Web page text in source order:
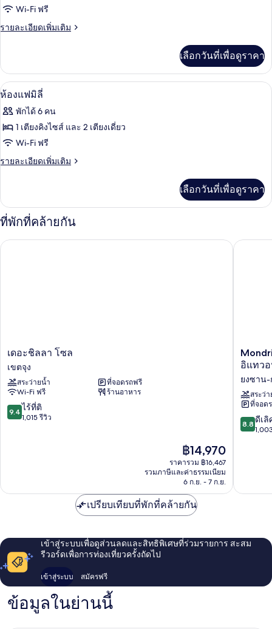
เพรส
ซิ
เชีย
ล
สวีท
Wi-Fi ฟรี
รายละเอียดเพิ่มเติม
ราย
เกี่ยว
กับ
ห้อง
ซิ
เดน
สวี
ท
เลือกวันที่เพื่อดูราคา
เปิด
ภาพถ่าย
ทั้งหมด
ของ
ห้อง
ลี่
ห้องแฟมิลี่ | เครื่องนอนระดับพรีเมียม
1
ห้องแฟมิลี่
พักได้ 6 คน
1 เตียงคิงไซส์ และ 2 เตียงเดี่ยว
Wi-Fi ฟรี
รายละเอียดเพิ่มเติม
ราย
เกี่ยว
กับ
ห้อง
มิ
เลือกวันที่เพื่อดูราคา
ที่พักที่คล้ายกัน
เดอะ
ลลา
โซล
เขต
จุง
เดอะชิลลา โซล
เขตจุง
สระว่ายน้ำ
ที่จอดรถฟรี
Wi-Fi ฟรี
ร้านอาหาร
9.4
จาก
9.4 ไร้ที่ติ
1,015 รีวิว
ราคา
ปัจจุบัน
คือ
฿14,970
฿14,970
ราคารวม ฿16,467
รวมภาษีและค่าธรรมเนียม
6 ก.ย. - 7 ก.ย.
เดอะชิลลา โซล
Seoul
หรือ
มอน
เด
รียน
โซล
อิแทว
ยงซาน-
สระว่
ที่จอด
8.8
จาก
8.8 ดีเลิ
เปรียบเทียบที่พักที่คล้ายกัน
เข้าสู่ระบบเพื่อดูส่วนลดและสิทธิพิเศษที่ร่วมรายการ สะสม
รีวอร์ดเพื่อการท่องเที่ยวครั้งถัดไป
เข้าสู่ระบบ สมัครฟรี
ข้อมูลในย่านนี้